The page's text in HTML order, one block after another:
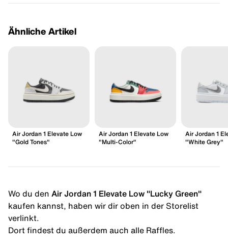
Ähnliche Artikel
Air Jordan 1 Elevate Low
"Gold Tones"
Air Jordan 1 Elevate Low
"Multi-Color"
Air Jordan 1
"White Grey"
Wo du den Air Jordan 1 Elevate Low "Lucky Green"
kaufen kannst, haben wir dir oben in der Storelist
verlinkt.
Dort findest du außerdem auch alle Raffles.